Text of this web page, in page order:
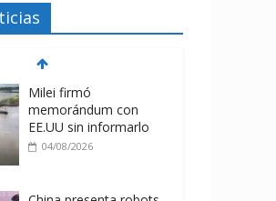
Milei firmó
memorándum con
EE.UU sin informarlo
04/08/2026